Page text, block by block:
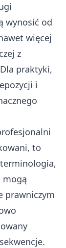
wynosić od
więcej
z
praktyki,
i
to
terminologia,
mogą
prawniczym